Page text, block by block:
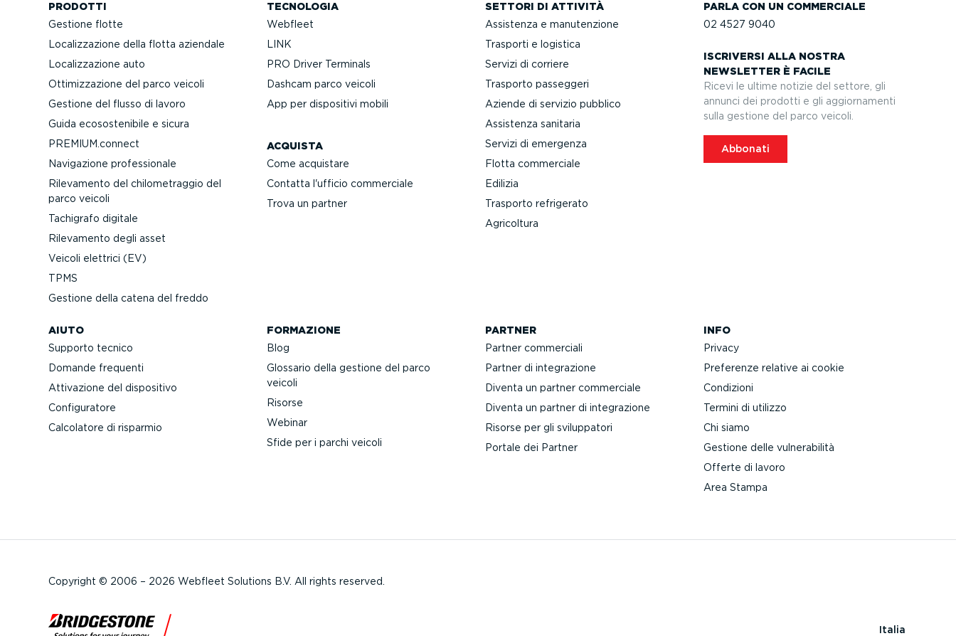
PRODOTTI
Gestione flotte
Localiz­za­zione della flotta aziendale
Localiz­za­zione auto
Ottimiz­za­zione del parco veicoli
Gestione del flusso di lavoro
Guida ecoso­ste­nibile e sicura
PREMIUM.connect
Navigazione profes­sionale
Rilevamento del chilo­me­traggio del
parco veicoli
Tachigrafo digitale
Rilevamento degli asset
Veicoli elettrici (EV)
TPMS
Gestione della catena del freddo
TECNOLOGIA
Webfleet
LINK
PRO Driver Terminals
Dashcam parco veicoli
App per dispositivi mobili
ACQUISTA
Come acquistare
Contatta l'ufficio commerciale
Trova un partner
SETTORI DI ATTIVITÀ
Assistenza e manuten­zione
Trasporti e logistica
Servizi di corriere
Trasporto passeggeri
Aziende di servizio pubblico
Assistenza sanitaria
Servizi di emergenza
Flotta commerciale
Edilizia
Trasporto refrigerato
Agricoltura
PARLA CON UN COMMERCIALE
02 4527 9040
ISCRIVERSI ALLA NOSTRA
NEWSLETTER È FACILE
Ricevi le ultime notizie del settore, gli
annunci dei prodotti e gli aggior­na­menti
sulla gestione del parco veicoli.
Abbonati
AIUTO
Supporto tecnico
Domande frequenti
Attivazione del dispositivo
Confi­gu­ratore
Calcolatore di risparmio
FORMAZIONE
Blog
Glossario della gestione del parco
veicoli
Risorse
Webinar
Sfide per i parchi veicoli
PARTNER
Partner commerciali
Partner di integra­zione
Diventa un partner commerciale
Diventa un partner di integra­zione
Risorse per gli svilup­patori
Portale dei Partner
INFO
Privacy
Preferenze relative ai cookie
Condizioni
Termini di utilizzo
Chi siamo
Gestione delle vulne­ra­bilità
Offerte di lavoro
Area Stampa
Copyright © 2006 – 2026 Webfleet Solutions B.V. All rights reserved.
Italia